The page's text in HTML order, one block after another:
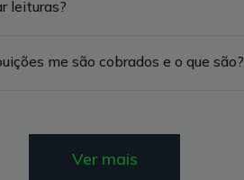
leituras?
me são cobrados e o que são?
Ver mais